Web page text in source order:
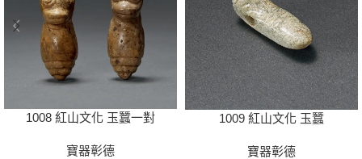
1008 紅山文化 玉蠶一對
寶器彰德
1009 紅山文化 玉蠶
寶器彰德